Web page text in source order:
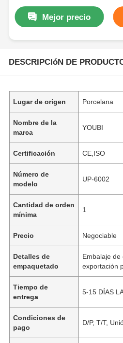
Mejor precio
DESCRIPCIóN DE
Lugar de origen Porcelana
Nombre de la
marca
YOUBI
Certificación CE,ISO
Número de
modelo
UP-6002
Cantidad de orden
mínima
1
Precio Negociable
Detalles de
empaquetado
Embalaje
exportación
Tiempo de
entrega
5-15 DÍAS
Condiciones de
pago
D/P, T/T,